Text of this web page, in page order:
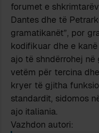
forumet e
Dantes dhe të
gramatikanët”, por
kodifikuar dhe e
ajo të shndërrohej
vetëm për tercina
kryer të gjitha
standardit, sidomos
ajo italiania.
Vazhdon autori: